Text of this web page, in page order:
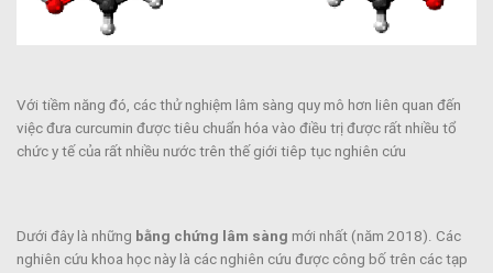
Với tiềm năng đó, các thử nghiệm lâm sàng quy mô hơn liên quan đến
việc đưa curcumin được tiêu chuẩn hóa vào điều trị được rất nhiều tổ
chức y tế của rất nhiều nước trên thế giới tiêp tục nghiên cứu
Dưới đây là những bằng chứng lâm sàng mới nhất (năm 2018). Các
nghiên cứu khoa học này là các nghiên cứu được công bố trên các tạp